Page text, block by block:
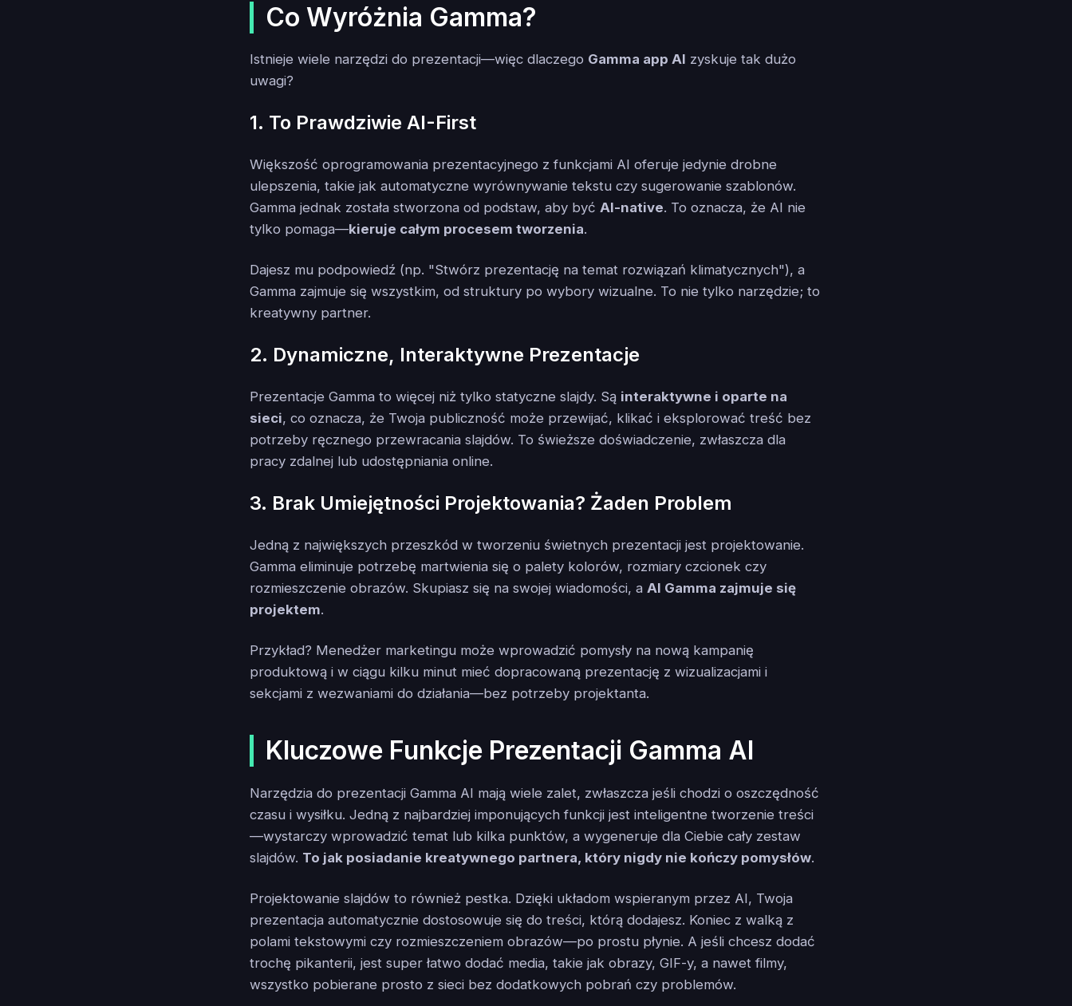
Co Wyróżnia Gamma?
Istnieje wiele narzędzi do prezentacji—więc dlaczego Gamma app AI zyskuje tak dużo
uwagi?
1. To Prawdziwie AI-First
Większość oprogramowania prezentacyjnego z funkcjami AI oferuje jedynie drobne
ulepszenia, takie jak automatyczne wyrównywanie tekstu czy sugerowanie szablonów.
Gamma jednak została stworzona od podstaw, aby być AI-native. To oznacza, że AI nie
tylko pomaga—kieruje całym procesem tworzenia.
Dajesz mu podpowiedź (np. "Stwórz prezentację na temat rozwiązań klimatycznych"), a
Gamma zajmuje się wszystkim, od struktury po wybory wizualne. To nie tylko narzędzie; to
kreatywny partner.
2. Dynamiczne, Interaktywne Prezentacje
Prezentacje Gamma to więcej niż tylko statyczne slajdy. Są interaktywne i oparte na
sieci, co oznacza, że Twoja publiczność może przewijać, klikać i eksplorować treść bez
potrzeby ręcznego przewracania slajdów. To świeższe doświadczenie, zwłaszcza dla
pracy zdalnej lub udostępniania online.
3. Brak Umiejętności Projektowania? Żaden Problem
Jedną z największych przeszkód w tworzeniu świetnych prezentacji jest projektowanie.
Gamma eliminuje potrzebę martwienia się o palety kolorów, rozmiary czcionek czy
rozmieszczenie obrazów. Skupiasz się na swojej wiadomości, a AI Gamma zajmuje się
projektem.
Przykład? Menedżer marketingu może wprowadzić pomysły na nową kampanię
produktową i w ciągu kilku minut mieć dopracowaną prezentację z wizualizacjami i
sekcjami z wezwaniami do działania—bez potrzeby projektanta.
Kluczowe Funkcje Prezentacji Gamma AI
Narzędzia do prezentacji Gamma AI mają wiele zalet, zwłaszcza jeśli chodzi o oszczędność
czasu i wysiłku. Jedną z najbardziej imponujących funkcji jest inteligentne tworzenie treści
—wystarczy wprowadzić temat lub kilka punktów, a wygeneruje dla Ciebie cały zestaw
slajdów. To jak posiadanie kreatywnego partnera, który nigdy nie kończy pomysłów.
Projektowanie slajdów to również pestka. Dzięki układom wspieranym przez AI, Twoja
prezentacja automatycznie dostosowuje się do treści, którą dodajesz. Koniec z walką z
polami tekstowymi czy rozmieszczeniem obrazów—po prostu płynie. A jeśli chcesz dodać
trochę pikanterii, jest super łatwo dodać media, takie jak obrazy, GIF-y, a nawet filmy,
wszystko pobierane prosto z sieci bez dodatkowych pobrań czy problemów.